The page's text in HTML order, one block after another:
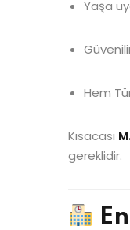
Yaşa
Hem
Kısacası
gereklidir.